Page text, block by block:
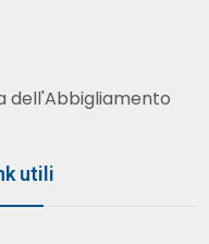
dell'Abbigliamento
utili